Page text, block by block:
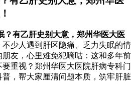
？有乙肝史别大意，郑州华医大医
不少人遇到肝区隐痛、乏力失眠的情
友，心里难免犯嘀咕：这和多年前
重视？郑州华医大医院肝病专科门
，帮大家厘清问题本质，筑牢肝脏